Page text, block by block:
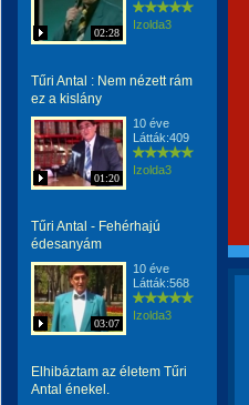
02:28
Izolda3
Tűri Antal : Nem nézett rám
ez a kislány
01:20
10 éve
Látták:409
Izolda3
Tűri Antal - Fehérhajú
édesanyám
03:07
10 éve
Látták:568
Izolda3
Elhibáztam az életem Tűri
Antal énekel.